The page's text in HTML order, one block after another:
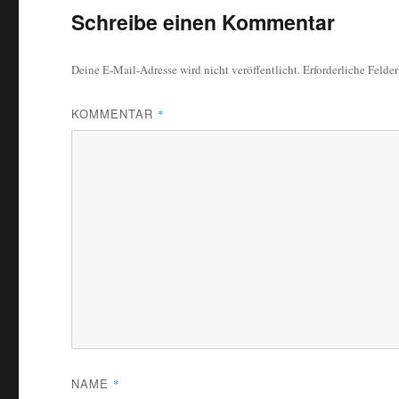
Schreibe einen Kommentar
Deine E-Mail-Adresse wird nicht veröffentlicht.Erforderliche
KOMMENTAR *
NAME *